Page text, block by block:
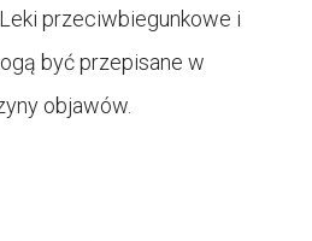
przeciwbiegunkowe i
być przepisane w
objawów.